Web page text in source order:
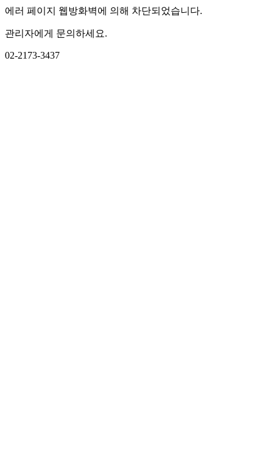
에러 페이지 웹방화벽에 의해 차단되었습니다.
관리자에게 문의하세요.
02-2173-3437